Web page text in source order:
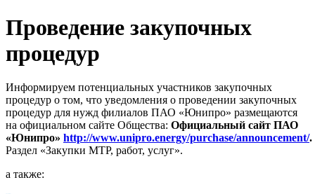
Проведение закупочных
процедур
Информируем потенциальных участников закупочных
процедур о том, что уведомления о проведении закупочных
процедур для нужд филиалов ПАО «Юнипро» размещаются
на официальном сайте Общества: Официальный сайт ПАО
«Юнипро» http://www.unipro.energy/purchase/announcement/.
Раздел «Закупки МТР, работ, услуг».
а также: